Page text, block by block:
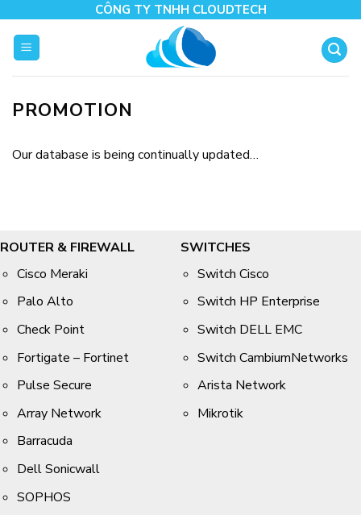
content
CÔNG TY TNHH CLOUDTECH
PROMOTION
Our database is being continually updated…
ROUTER & FIREWALL
Cisco Meraki
Palo Alto
Check Point
Fortigate – Fortinet
Pulse Secure
Array Network
Barracuda
Dell Sonicwall
SOPHOS
SWITCHES
Switch Cisco
Switch HP Enterprise
Switch DELL EMC
Switch CambiumNetworks
Arista Network
Mikrotik